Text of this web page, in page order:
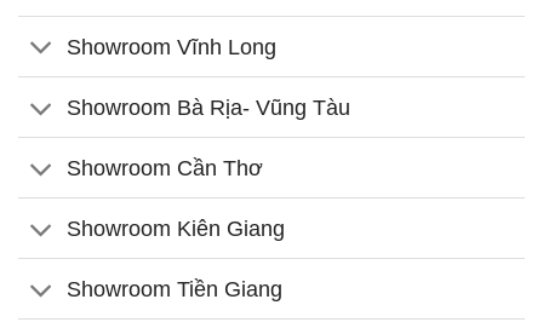
Showroom Vĩnh Long
Showroom Bà Rịa- Vũng Tàu
Showroom Cần Thơ
Showroom Kiên Giang
Showroom Tiền Giang